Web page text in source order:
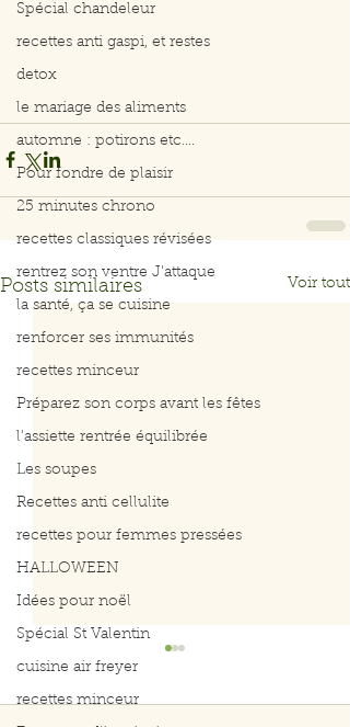
Spécial chandeleur
recettes anti gaspi, et restes
detox
le mariage des aliments
automne : potirons etc....
Pour fondre de plaisir
25 minutes chrono
recettes classiques révisées
rentrez son ventre J'attaque
la santé, ça se cuisine
renforcer ses immunités
recettes minceur
Préparez son corps avant les fêtes
l'assiette rentrée équilibrée
Les soupes
Recettes anti cellulite
recettes pour femmes pressées
HALLOWEEN
Idées pour noël
Spécial St Valentin
cuisine air freyer
recettes minceur
Posts similaires Voir tout